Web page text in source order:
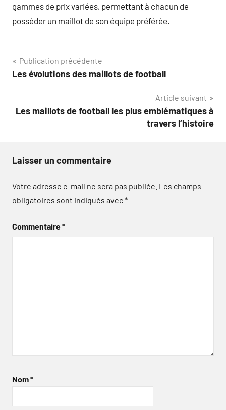
gammes de prix variées, permettant à chacun de
posséder un maillot de son équipe préférée.
Navigation
de
Publication précédente
Les évolutions des maillots de football
Article suivant
Les maillots de football les plus emblématiques à
travers l’histoire
Laisser un commentaire
Votre adresse e-mail ne sera pas publiée. Les champs
obligatoires sont indiqués avec*
Commentaire*
Nom*